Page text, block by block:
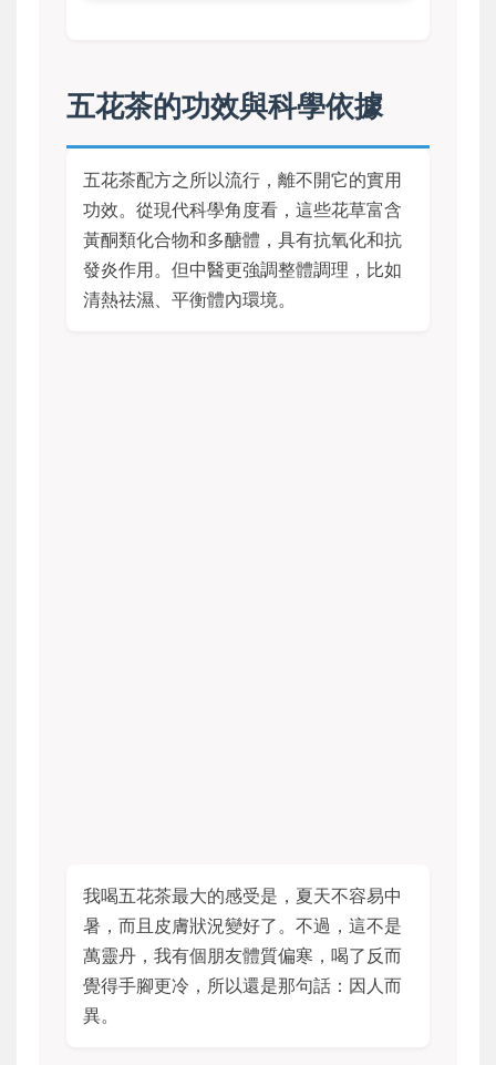
五花茶的功效與科學依據
五花茶配方之所以流行，離不開它的實用
功效。從現代科學角度看，這些花草富含
黃酮類化合物和多醣體，具有抗氧化和抗
發炎作用。但中醫更強調整體調理，比如
清熱祛濕、平衡體內環境。
我喝五花茶最大的感受是，夏天不容易中
暑，而且皮膚狀況變好了。不過，這不是
萬靈丹，我有個朋友體質偏寒，喝了反而
覺得手腳更冷，所以還是那句話：因人而
異。